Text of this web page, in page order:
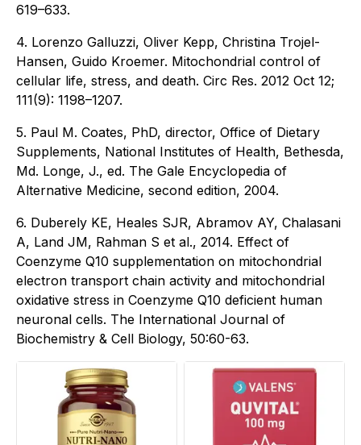
619–633.
4. Lorenzo Galluzzi, Oliver Kepp, Christina Trojel-
Hansen, Guido Kroemer. Mitochondrial control of
cellular life, stress, and death. Circ Res. 2012 Oct 12;
111(9): 1198–1207.
5. Paul M. Coates, PhD, director, Office of Dietary
Supplements, National Institutes of Health, Bethesda,
Md. Longe, J., ed. The Gale Encyclopedia of
Alternative Medicine, second edition, 2004.
6. Duberely KE, Heales SJR, Abramov AY, Chalasani
A, Land JM, Rahman S et al., 2014. Effect of
Coenzyme Q10 supplementation on mitochondrial
electron transport chain activity and mitochondrial
oxidative stress in Coenzyme Q10 deficient human
neuronal cells. The International Journal of
Biochemistry & Cell Biology, 50:60-63.